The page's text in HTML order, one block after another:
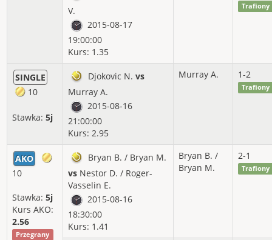
V.
2015-08-17
19:00:00
Kurs: 1.35
Trafiony
SINGLE
10
Stawka: 5j
Djokovic N. vs
Murray A.
2015-08-16
21:00:00
Kurs: 2.95
Murray A. 1-2
Trafiony
AKO
10
Stawka: 5j
Kurs AKO:
2.56
Przegrany
Bryan B. / Bryan M.
vs Nestor D. / Roger-
Vasselin E.
2015-08-16
18:30:00
Kurs: 1.41
Bryan B. /
Bryan M.
2-1
Trafiony